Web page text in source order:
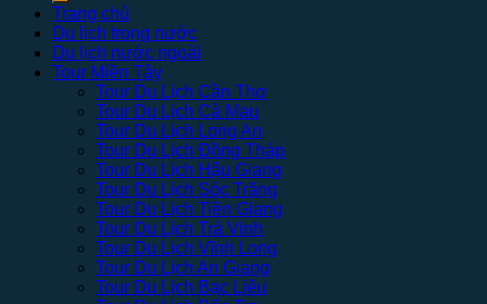
Trang chủ
Du lịch trong nước
Du lịch nước ngoài
Tour Miền Tây
Tour Du Lịch Cần Thơ
Tour Du Lịch Cà Mau
Tour Du Lịch Long An
Tour Du Lịch Đồng Tháp
Tour Du Lịch Hậu Giang
Tour Du Lịch Sóc Trăng
Tour Du Lịch Tiền Giang
Tour Du Lịch Trà Vinh
Tour Du Lịch Vĩnh Long
Tour Du Lịch An Giang
Tour Du Lịch Bạc Liêu